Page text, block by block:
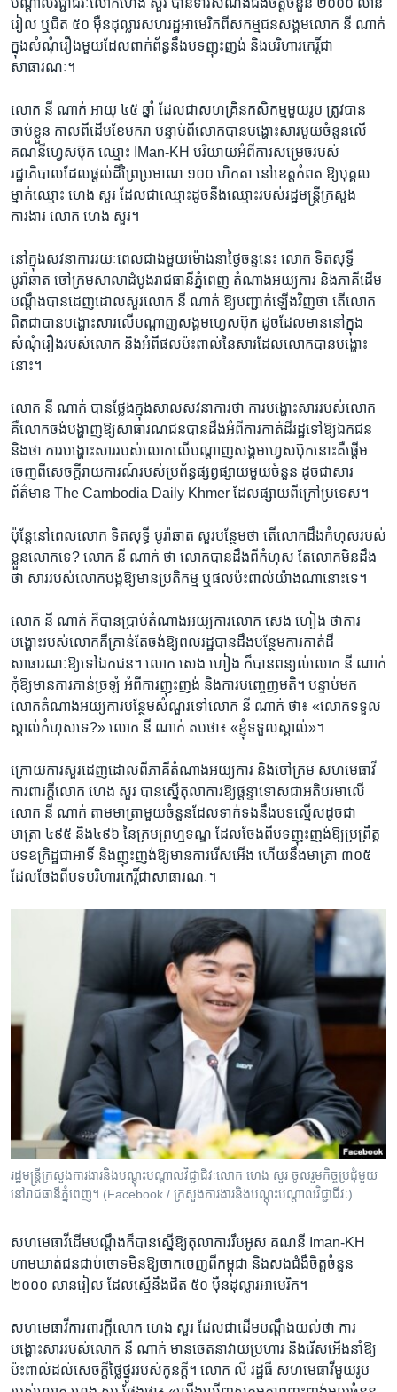
រៀល​ ឬ​ជិត​ ៥០ ​ម៉ឺន​ដុល្លារ​សហ​រដ្ឋ​អាមេរិក​ពី​សកម្មជន​សង្គម​លោក ​នី ណាក់​
ក្នុង​សំណុំ​រឿង​មួយ​ដែល​ពាក់​ព័ន្ធ​នឹង​បទ​ញុះ​ញង់​ និង​បរិហារ​កេរ្តិ៍​ជា​
សាធារណៈ។​
លោក ​នី ណាក់​ អាយុ​ ៤៥ ​ឆ្នាំ​ ដែល​ជា​សហគ្រិន​កសិកម្ម​មួយ​រូប​ ត្រូវ​បាន​
ចាប់​ខ្លួន​ កាល​ពី​ដើម​ខែ​មករា​ បន្ទាប់​ពី​លោក​បាន​បង្ហោះ​សារ​មួយ​ចំនួន​លើ​
គណនី​ហ្វេសប៊ុក​ ឈ្មោះ​ IMan-KH ​បរិយាយ​អំពី​ការ​សម្រេច​របស់​
រដ្ឋាភិបាល​ដែល​ផ្តល់​ដី​ព្រៃ​ប្រមាណ​ ១០០​ ហិកតា​ នៅ​ខេត្ត​កំពត ​ឱ្យ​បុគ្គល​
ម្នាក់​ឈ្មោះ​ ហេង​ សួរ​ ដែល​ជា​ឈ្មោះ​ដូច​នឹង​ឈ្មោះ​របស់​រដ្ឋ​មន្ត្រី​ក្រសួង​
ការងារ​ លោក​ ហេង សួរ។​
នៅ​ក្នុង​សវនាការ​រយៈ​ពេល​ជាង​មួយ​ម៉ោង​នា​ថ្ងៃ​ចន្ទ​នេះ ​លោក ​ទិតសុទ្ធី
បូរ៉ាឆាត​ ចៅក្រម​សាលា​ដំបូង​រាជធានី​ភ្នំពេញ​ តំណាង​អយ្យការ​ និង​ភាគី​ដើម​
បណ្តឹង​បាន​ដេញ​ដោល​សួរ​លោក​ នី ណាក់​ ឱ្យ​បញ្ជាក់​ឡើង​វិញ​ថា​ តើ​លោក​
ពិត​ជា​បាន​បង្ហោះ​សារ​លើ​បណ្តាញ​សង្គម​ហ្វេសប៊ុក​ ដូច​ដែល​មាន​នៅ​ក្នុង​
សំណុំ​រឿង​របស់​លោក​ និង​អំពី​ផល​ប៉ះពាល់​នៃ​សារ​ដែល​លោក​បាន​បង្ហោះ​
នោះ។​
លោក​ នី ណាក់​ បាន​ថ្លែង​ក្នុង​សាល​សវនាការ​ថា​ ការ​បង្ហោះ​សារ​របស់​លោក​
គឺ​លោក​ចង់​បង្ហាញ​ឱ្យ​សាធារណ​ជន​បាន​ដឹង​អំពី​ការ​កាត់​ដី​រដ្ឋ​ទៅ​ឱ្យ​ឯក​ជន​
និង​ថា​ ​ការ​បង្ហោះ​សារ​របស់​លោក​លើ​បណ្តាញ​សង្គម​ហ្វេសប៊ុក​នោះ​គឺ​ផ្តើម​
ចេញ​ពី​សេចក្តី​រាយ​ការណ៍​របស់​ប្រព័ន្ធ​ផ្សព្វ​ផ្សាយ​មួយ​ចំនួន​ ដូច​ជា​សារ​
ព័ត៌មាន​ The Cambodia Daily Khmer ​ដែល​ផ្សាយ​ពី​ក្រៅ​ប្រទេស។​
ប៉ុន្តែ​នៅ​ពេល​លោក​ ទិតសុទ្ធី បូរ៉ាឆាត​ សួរ​បន្ថែម​ថា​ តើ​លោក​ដឹង​កំហុស​របស់​
ខ្លួន​លោក​ទេ?​ លោក​ នី ណាក់ ​ថា ​លោក​បាន​ដឹង​ពី​កំហុស​ តែ​លោក​មិន​ដឹង​
ថា ​សារ​របស់​លោក​បង្ក​ឱ្យ​មាន​ប្រតិកម្ម​ ឬ​ផល​ប៉ះពាល់​យ៉ាង​ណា​នោះ​ទេ។​
លោក​ នី ណាក់ ​ក៏​បាន​ប្រាប់​តំណាង​អយ្យការ​លោក​ សេង ហៀង ​ថា​ការ​
បង្ហោះ​របស់​លោក​គឺ​គ្រាន់​តែ​ចង់​ឱ្យ​ពលរដ្ឋ​បាន​ដឹង​បន្ថែម​ការ​កាត់​ដី​
សាធារណៈ​ឱ្យ​ទៅ​ឯកជន។ ​លោក​ សេង ហៀង ​ក៏​បាន​ពន្យល់​លោក​ នី ណាក់
​កុំ​ឱ្យ​មាន​ការ​ភាន់​ច្រឡំ​ អំពី​ការ​ញុះញង់​ និង​ការ​បញ្ចេញ​មតិ។ ​បន្ទាប់​មក​
លោក​តំណាង​អយ្យការ​បន្ថែម​សំណួរ​ទៅ​លោក ​នី ណាក់​ ថា៖​ «លោក​ទទួល​
ស្គាល់​កំហុស​ទេ?» ​លោក​ នី ណាក់​ តប​ថា៖​ «ខ្ញុំ​ទទួល​ស្គាល់»។​
ក្រោយ​ការ​សួរ​ដេញ​ដោល​ពី​ភាគី​តំណាង​អយ្យការ​ និង​ចៅក្រម​ សហ​មេធាវី​
ការពារ​ក្តី​លោក​ ហេង សួរ ​បាន​ស្នើ​តុលាការ​ឱ្យ​ផ្តន្ទាទោស​ជា​អតិបរមា​លើ​
លោក​ នី ណាក់​ តាម​មាត្រា​មួយ​ចំនួន​ដែល​ទាក់ទង​នឹង​បទ​ល្មើស​ដូច​ជា​
មាត្រា​ ៤៩៥ ​និង​៤៩៦​ នៃ​ក្រម​ព្រហ្មទណ្ឌ​ ដែល​ចែង​ពី​បទ​ញុះញង់​ឱ្យ​ប្រព្រឹត្ត​
បទ​ឧក្រិដ្ឋ​ជា​អាទិ៍​ និង​ញុះ​ញង់​ឱ្យ​មាន​ការ​រើស​អើង​ ហើយ​នឹង​មាត្រា ​៣០៥​
ដែល​ចែងពី​បទ​បរិហារ​កេរ្តិ៍​ជា​សាធារណៈ។​
រដ្ឋមន្ត្រីក្រសួងការងារនិងបណ្តុះបណ្តាលវិជ្ជាជីវៈលោក ហេង សួរ ចូលរួមកិច្ចប្រជុំមួយ
នៅរាជធានីភ្នំពេញ។ (Facebook / ក្រសួងការងារនិងបណ្តុះបណ្តាលវិជ្ជាជីវៈ)
សហ​មេធាវី​ដើម​បណ្តឹង​ក៏​បាន​ស្នើ​ឱ្យ​តុលាការ​រឹបអូស​ គណនី ​Iman-KH ​
ហាម​ឃាត់​ជន​ជាប់​ចោទ​មិន​ឱ្យ​ចាក​ចេញ​ពី​កម្ពុជា​ និង​សង​ជំងឺ​ចិត្ត​ចំនួន​
២០០០​ លាន​រៀល​ ដែល​ស្មើ​នឹង​ជិត​ ៥០ ​ម៉ឺន​ដុល្លារ​អាមេរិក។ ​
សហ​មេធាវី​ការពារ​ក្តី​លោក ​ហេង​ សួរ​ ដែល​ជាដើម​បណ្តឹង​យល់​ថា​ ​ការ​
បង្ហោះ​សារ​របស់​លោក ​នី ណាក់ ​មាន​ចេតនា​វាយ​ប្រហារ​ និង​រើស​អើង​នាំ​ឱ្យ​
ប៉ះពាល់​ដល់​សេចក្តី​ថ្លៃថ្នូរ​របស់​កូនក្តី។ ​លោក​ លី រដ្ឋធី ​សហ​មេធាវី​មួយ​រូប​